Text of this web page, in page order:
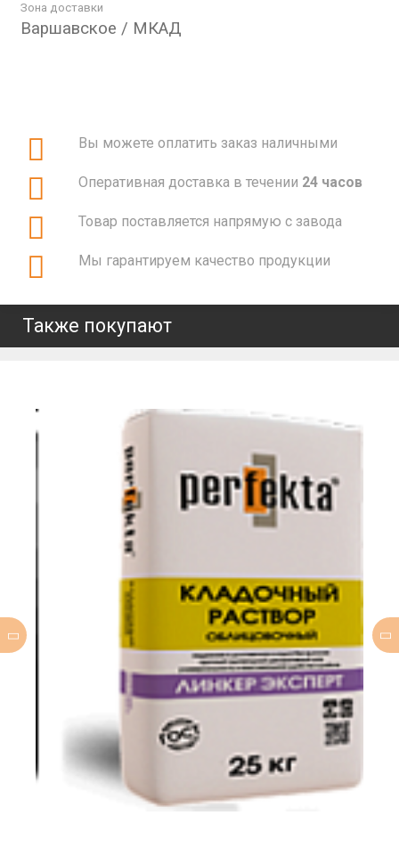
Зона доставки
Варшавское / МКАД
Вы можете оплатить заказ наличными
Оперативная доставка в течении 24 часов
Товар поставляется напрямую с завода
Мы гарантируем качество продукции
Также покупают